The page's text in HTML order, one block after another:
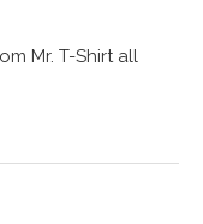
Mr. T-Shirt all